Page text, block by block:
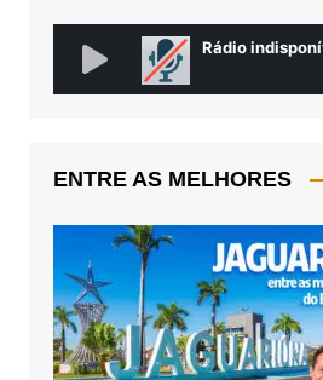
ENTRE AS MELHORES